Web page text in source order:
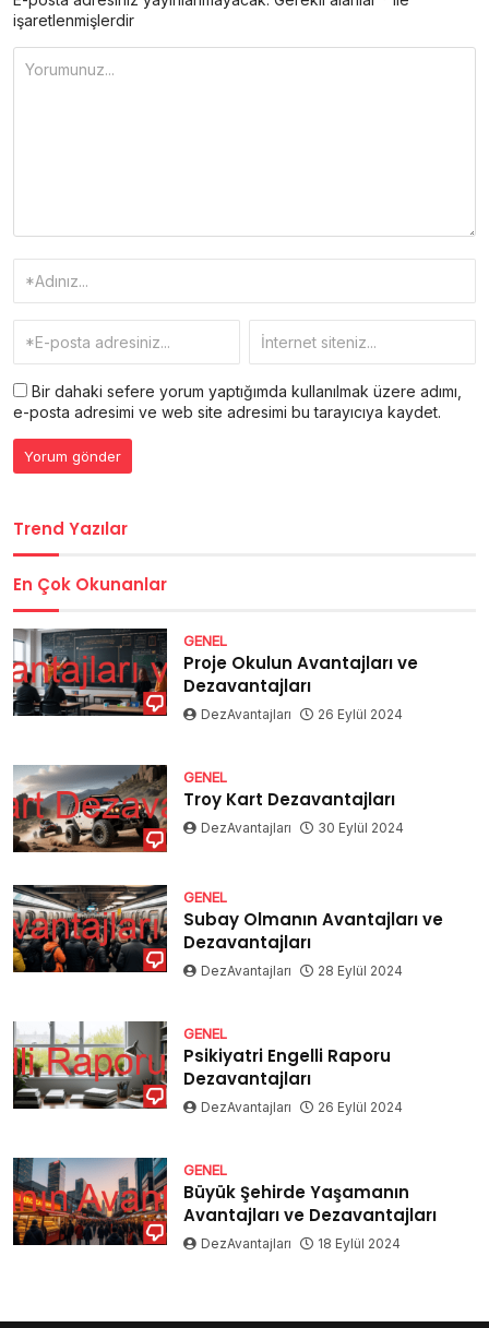
işaretlenmişlerdir
Bir dahaki sefere yorum yaptığımda kullanılmak üzere adımı,
e-posta adresimi ve web site adresimi bu tarayıcıya kaydet.
Trend Yazılar
En Çok Okunanlar
GENEL
Proje Okulun Avantajları ve
Dezavantajları
DezAvantajları 26 Eylül 2024
GENEL
Troy Kart Dezavantajları
DezAvantajları 30 Eylül 2024
GENEL
Subay Olmanın Avantajları ve
Dezavantajları
DezAvantajları 28 Eylül 2024
GENEL
Psikiyatri Engelli Raporu
Dezavantajları
DezAvantajları 26 Eylül 2024
GENEL
Büyük Şehirde Yaşamanın
Avantajları ve Dezavantajları
DezAvantajları 18 Eylül 2024